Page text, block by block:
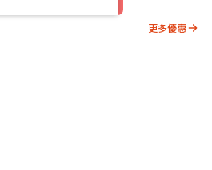
更多優惠